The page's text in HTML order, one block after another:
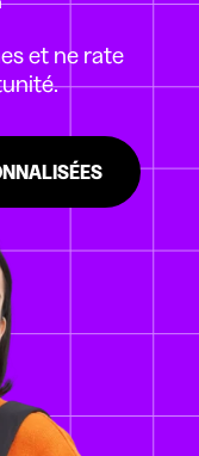
et ne rate